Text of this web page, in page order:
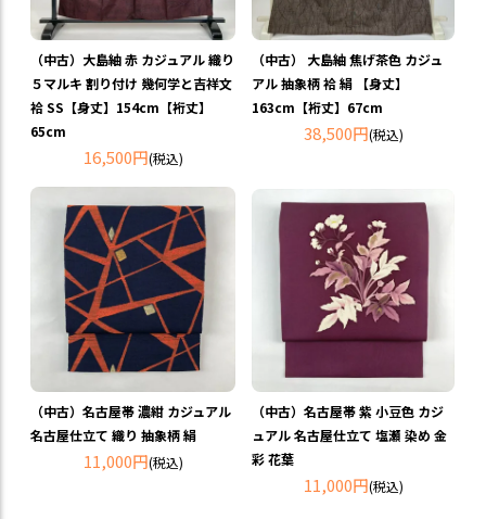
（中古）大島紬 赤 カジュアル 織り
５マルキ 割り付け 幾何学と吉祥文
袷 SS【身丈】154cm【裄丈】
65cm
16,500円(税込)
（中古） 大島紬 焦げ茶色 カジュ
アル 抽象柄 袷 絹 【身丈】
163cm【裄丈】67cm
38,500円(税込)
（中古）名古屋帯 濃紺 カジュアル
名古屋仕立て 織り 抽象柄 絹
11,000円(税込)
（中古）名古屋帯 紫 小豆色 カジ
ュアル 名古屋仕立て 塩瀬 染め 金
彩 花葉
11,000円(税込)